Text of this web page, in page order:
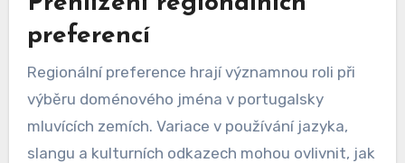
preferencí
Regionální preference hrají významnou roli při
výběru doménového jména v portugalsky
mluvících zemích. Variace v používání jazyka,
slangu a kulturních odkazech mohou ovlivnit, jak